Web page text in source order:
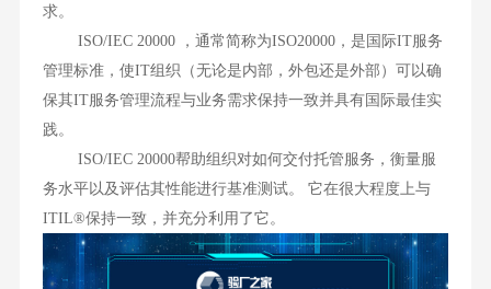
求。
ISO/IEC 20000 ，通常简称为ISO20000，是国际IT服务
管理标准，使IT组织（无论是内部，外包还是外部）可以确
保其IT服务管理流程与业务需求保持一致并具有国际最佳实
践。
ISO/IEC 20000帮助组织对如何交付托管服务，衡量服
务水平以及评估其性能进行基准测试。 它在很大程度上与
ITIL®保持一致，并充分利用了它。